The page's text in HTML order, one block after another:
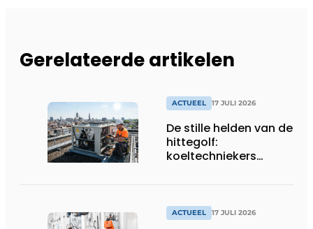
Gerelateerde artikelen
ACTUEEL 17 JULI 2026
De stille helden van de
hittegolf:
koeltechniekers
productiebedrijven
ACTUEEL 17 JULI 2026